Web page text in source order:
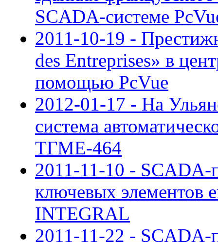
SCADA-системе
2011-10-19 -
des Entreprises» в
помощью PcVue
2012-01-17 - На
система
ТГМЕ-464
2011-11-10 - SCADA-
ключевых элементов
INTEGRAL
2011-11-22 - SCADA-